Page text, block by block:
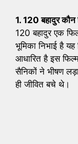
1. 120 बहादुर कौन
120 बहादुर एक
भूमिका निभाई है
आधारित है इस
सैनिकों ने भीषण
ही जीवित बचे थे।